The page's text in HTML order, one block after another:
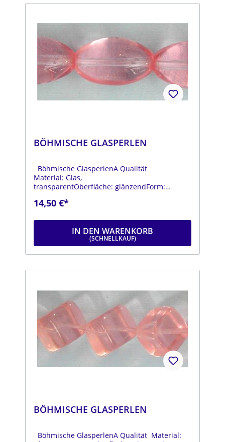
BÖHMISCHE GLASPERLEN
Böhmische GlasperlenA Qualität
Material: Glas,
transparentOberfläche: glänzendForm:
14,50 €*
IN DEN WARENKORB
BÖHMISCHE GLASPERLEN
Böhmische GlasperlenA Qualität Material: